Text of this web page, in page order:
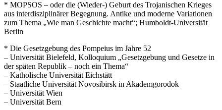
* MOPSOS – oder die (Wieder-) Geburt des Trojanischen Krieges
aus interdisziplinärer Begegnung. Antike und moderne Variationen
zum Thema „Wie man Geschichte macht“; Humboldt-Universität
Berlin
* Die Gesetzgebung des Pompeius im Jahre 52
– Universität Bielefeld, Kolloquium „Gesetzgebung und Gesetze in
der späten Republik – noch ein Thema“
– Katholische Universität Eichstätt
– Staatliche Universität Novosibirsk in Akademgorodok
– Universität Wien
– Universität Bern